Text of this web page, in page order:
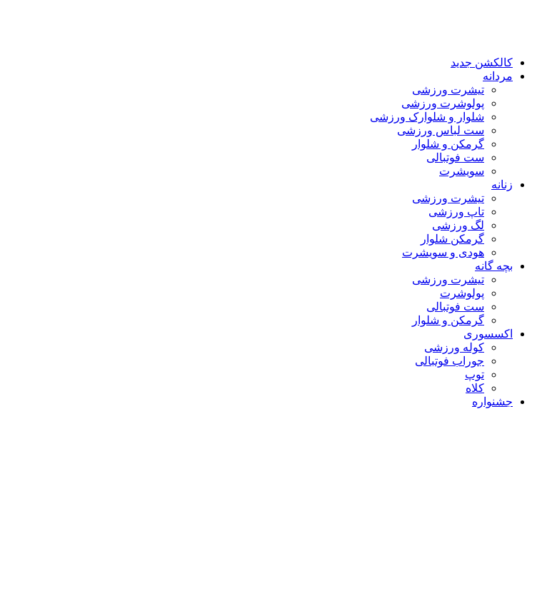
کالکشن جدید
مردانه
تیشرت ورزشی
پولوشرت ورزشی
شلوار و شلوارک ورزشی
ست لباس ورزشی
گرمکن و شلوار
ست فوتبالی
سویشرت
زنانه
تیشرت ورزشی
تاپ ورزشی
لگ ورزشی
گرمکن شلوار
هودی و سویشرت
بچه گانه
تیشرت ورزشی
پولوشرت
ست فوتبالی
گرمکن و شلوار
اکسسوری
کوله ورزشی
جوراب فوتبالی
توپ
کلاه
جشنواره